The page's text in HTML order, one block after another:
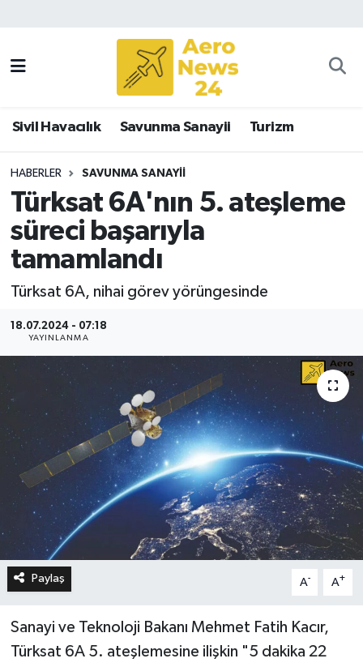
Sivil Havacılık Savunma Sanayii Turizm
HABERLER SAVUNMA SANAYII
Türksat 6A'nın 5. ateşleme
süreci başarıyla
tamamlandı
Türksat 6A, nihai görev yörüngesinde
18.07.2024 - 07:18
YAYINLANMA
Paylaş A- A+
Sanayi ve Teknoloji Bakanı Mehmet Fatih Kacır,
Türksat 6A 5. ateşlemesine ilişkin "5 dakika 22